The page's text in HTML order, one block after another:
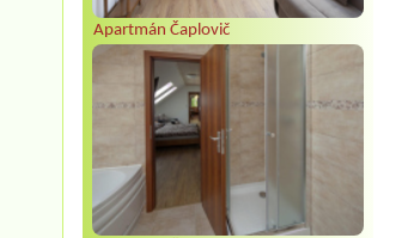
Apartmán Čaplovič